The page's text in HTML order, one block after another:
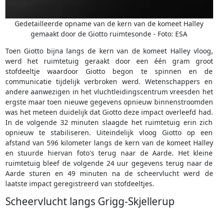
Gedetailleerde opname van de kern van de komeet Halley
gemaakt door de Giotto ruimtesonde - Foto: ESA
Toen Giotto bijna langs de kern van de komeet Halley vloog,
werd het ruimtetuig geraakt door een één gram groot
stofdeeltje waardoor Giotto begon te spinnen en de
communicatie tijdelijk verbroken werd. Wetenschappers en
andere aanwezigen in het vluchtleidingscentrum vreesden het
ergste maar toen nieuwe gegevens opnieuw binnenstroomden
was het meteen duidelijk dat Giotto deze impact overleefd had.
In de volgende 32 minuten slaagde het ruimtetuig erin zich
opnieuw te stabiliseren. Uiteindelijk vloog Giotto op een
afstand van 596 kilometer langs de kern van de komeet Halley
en stuurde hiervan foto's terug naar de Aarde. Het kleine
ruimtetuig bleef de volgende 24 uur gegevens terug naar de
Aarde sturen en 49 minuten na de scheervlucht werd de
laatste impact geregistreerd van stofdeeltjes.
Scheervlucht langs Grigg-Skjellerup